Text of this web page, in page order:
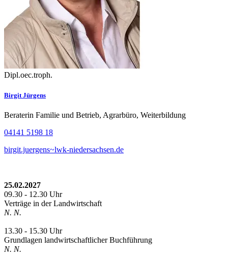
Dipl.oec.troph.
Birgit Jürgens
Beraterin Familie und Betrieb, Agrarbüro, Weiterbildung
04141 5198 18
birgit.juergens~lwk-niedersachsen.de
25.02.2027
09.30 - 12.30 Uhr
Verträge in der Landwirtschaft
N. N.
13.30 - 15.30 Uhr
Grundlagen landwirtschaftlicher Buchführung
N. N.